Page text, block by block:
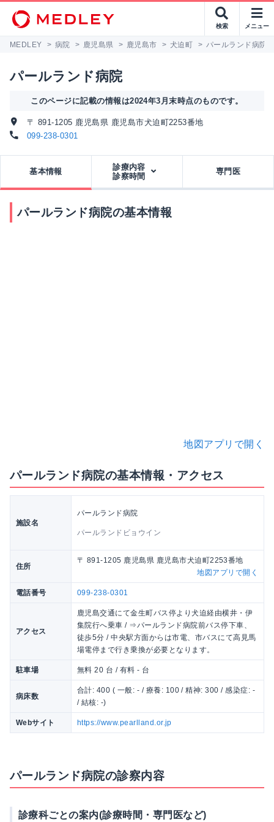
検索 メニュー
MEDLEY > 病院 > 鹿児島県 > 鹿児島市 > 犬迫町 > パールランド病院
パールランド病院
このページに記載の情報は2024年3月末時点のものです。
〒 891-1205 鹿児島県 鹿児島市犬迫町2253番地
099-238-0301
基本情報
診療内容
診察時間
専門医
パールランド病院の基本情報
地図アプリで開く
パールランド病院の基本情報・アクセス
施設名
パールランド病院
パールランドビョウイン
住所
〒 891-1205 鹿児島県 鹿児島市犬迫町2253番地
地図アプリで開く
電話番号 099-238-0301
アクセス
鹿児島交通にて金生町バス停より犬迫経由横井・伊
集院行へ乗車 / ⇒パールランド病院前バス停下車、
徒歩5分 / 中央駅方面からは市電、市バスにて高見馬
場電停まで行き乗換が必要となります。
駐車場 無料 20 台 / 有料 - 台
病床数
合計: 400 ( 一般: - / 療養: 100 / 精神: 300 / 感染症: -
/ 結核: -)
Webサイト https://www.pearlland.or.jp
パールランド病院の診察内容
診療科ごとの案内(診療時間・専門医など)